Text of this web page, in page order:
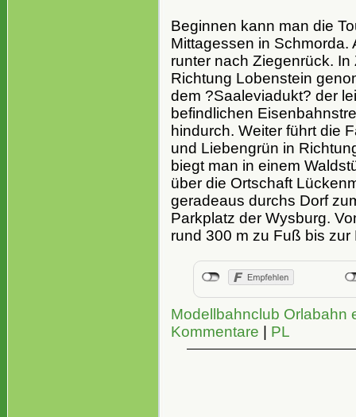
Beginnen kann man die
Mittagessen in
runter nach Ziegenrück.
Richtung Lobenstein
dem ?Saaleviadukt? der
befindlichen
hindurch. Weiter führt die
und Liebengrün in
biegt man in einem
über die Ortschaft
geradeaus durchs Dorf
Parkplatz der Wysburg.
rund 300 m zu Fuß bis zur
Modellbahnclub Orlabahn
Kommentare | PL